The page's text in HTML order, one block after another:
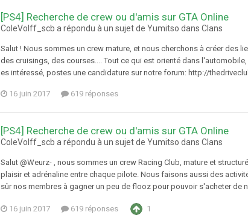
[PS4] Recherche de crew ou d'amis sur GTA Online
ColeVolff_scb a répondu à un sujet de Yumitso dans Clans
Salut ! Nous sommes un crew mature, et nous cherchons à créer des
des cruisings, des courses.... Tout ce qui est orienté dans
es intéressé, postes une candidature sur notre forum: http://
16 juin 2017 619 réponses
[PS4] Recherche de crew ou d'amis sur GTA Online
ColeVolff_scb a répondu à un sujet de Yumitso dans Clans
Salut @Weurz- , nous sommes un crew Racing Club, mature et
plaisir et adrénaline entre chaque pilote. Nous faisons aussi des
sûr nos membres à gagner un peu de flooz pour pouvoir s'acheter de
16 juin 2017 619 réponses 1